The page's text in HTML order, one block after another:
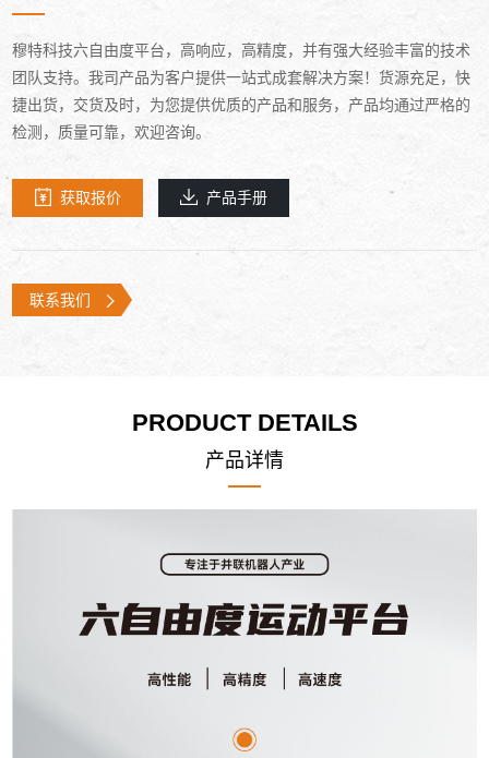
穆特科技六自由度平台，高响应，高精度，并有强大经验丰富的技术
团队支持。我司产品为客户提供一站式成套解决方案！货源充足，快
捷出货，交货及时，为您提供优质的产品和服务，产品均通过严格的
检测，质量可靠，欢迎咨询。
获取报价 产品手册
联系我们
PRODUCT DETAILS
产品详情